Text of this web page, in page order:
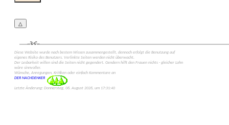
△
Diese Web­site wurde nach bestem Wissen zusammen­gestellt, dennoch erfolgt die Benutzung auf
eigenes Risiko des Benut­zers. Verlinkte Seiten werden nicht überwacht.
Der Lesbarkeit willen sind die Seiten nicht gegen­dert. Gendern hilft den Frauen nichts - gleicher Lohn
wäre sinn­voller.
Wünsche, Anregungen, Kritiken oder einfach Kommen­tare an
DER NACHDENKER
Letzte Änderung: Donnerstag, 06. August 2026, um 17:31:40